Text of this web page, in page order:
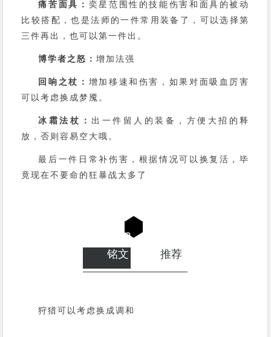
痛苦面具： 奕星范围性的技能伤害和面具的被动
比较搭配，也是法师的一件常用装备了，可以选择第
三件再出，也可以第一件出。
博学者之怒：增加法强
回响之杖： 增加移速和伤害，如果对面吸血厉害
可以考虑换成梦魇。
冰霜法杖： 出一件留人的装备，方便大招的释
放，否则容易空大哦。
最后一件日常补伤害，根据情况可以换复活，毕
竟现在不要命的狂暴战太多了
2
铭文 推荐
狩猎可以考虑换成调和